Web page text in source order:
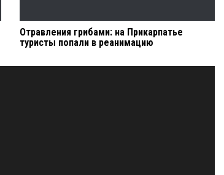
Отравления грибами: на Прикарпатье
туристы попали в реанимацию